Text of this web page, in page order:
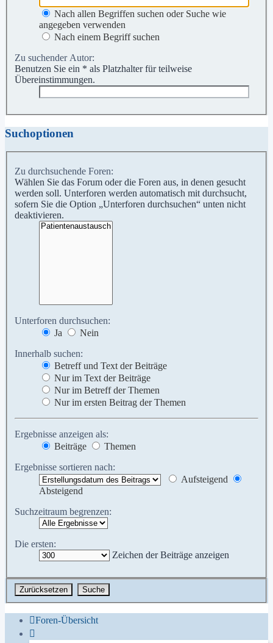
Nach allen Begriffen suchen oder Suche wie
angegeben verwenden
Nach einem Begriff suchen
Zu suchender Autor:
Benutzen Sie ein * als Platzhalter für teilweise
Übereinstimmungen.
Suchoptionen
Zu durchsuchende Foren:
Wählen Sie das Forum oder die Foren aus, in denen gesucht
werden soll. Unterforen werden automatisch mit durchsucht,
sofern Sie die Option „Unterforen durchsuchen“ unten nicht
deaktivieren.
Unterforen durchsuchen:
Ja
Nein
Innerhalb suchen:
Betreff und Text der Beiträge
Nur im Text der Beiträge
Nur im Betreff der Themen
Nur im ersten Beitrag der Themen
Ergebnisse anzeigen als:
Beiträge
Themen
Ergebnisse sortieren nach:
Aufsteigend
Absteigend
Suchzeitraum begrenzen:
Die ersten:
Zeichen der Beiträge anzeigen
Foren-Übersicht